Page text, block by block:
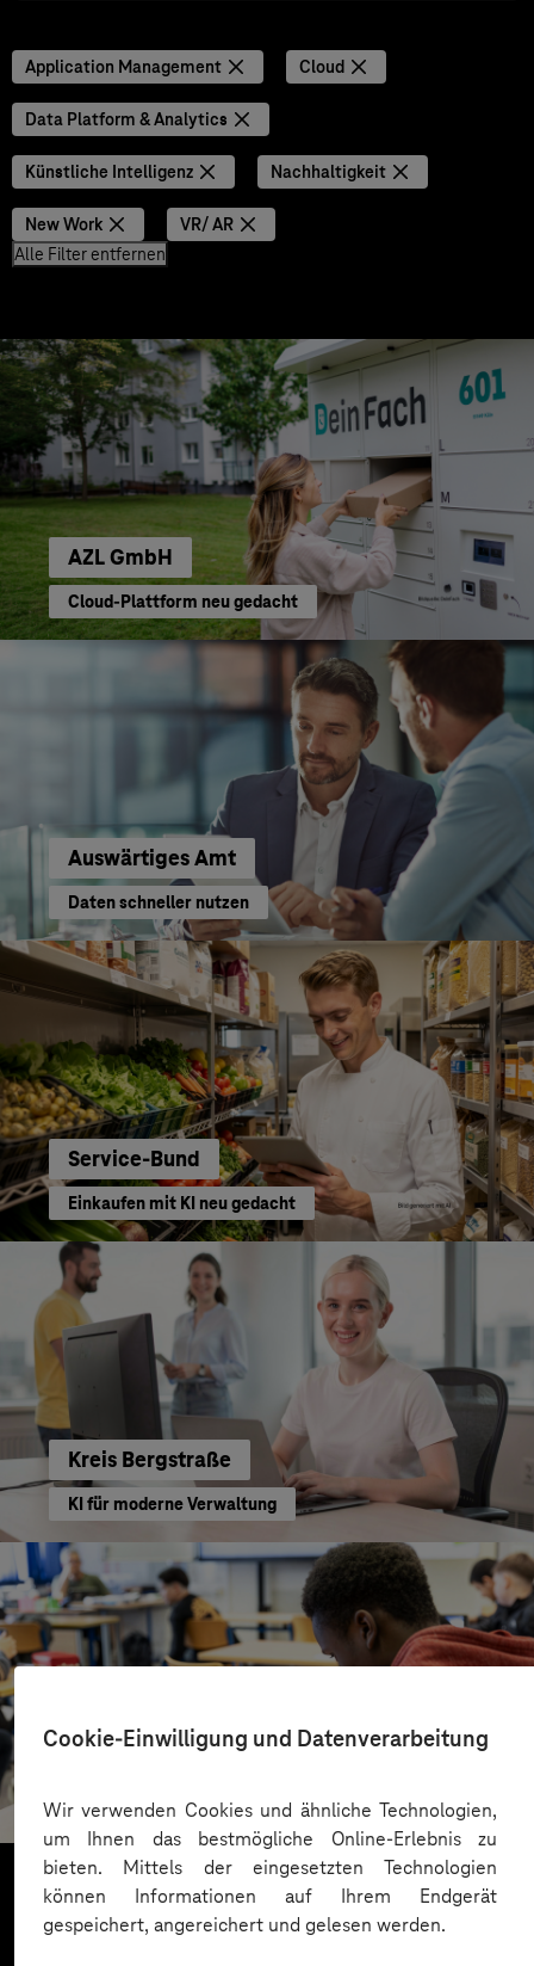
Cookie-Einwilligung und Datenverarbeitung
Wir verwenden Cookies und ähnliche Technologien,
um Ihnen das bestmögliche Online-Erlebnis zu
bieten. Mittels der eingesetzten Technologien
können Informationen auf Ihrem Endgerät
gespeichert, angereichert und gelesen werden.
Application Management Cloud
Data Platform & Analytics
Künstliche Intelligenz Nachhaltigkeit
New Work
VR/ AR
Alle Filter entfernen
AZL GmbH
Cloud-Plattform neu gedacht
Auswärtiges Amt
Daten schneller nutzen
Service-Bund
Einkaufen mit KI neu gedacht
Kreis Bergstraße
KI für moderne Verwaltung
St.-Benedikt-Schule Düsseldorf
Mit KI Sprachbarrieren überwinden
Mehr laden